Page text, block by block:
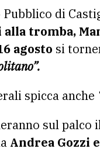
di
alla tromba,
agosto si
spicca anche
sul palco
Andrea Gozzi